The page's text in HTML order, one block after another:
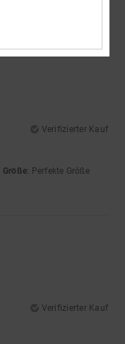
Verifizierter Kauf
Größe: Perfekte Größe
Verifizierter Kauf